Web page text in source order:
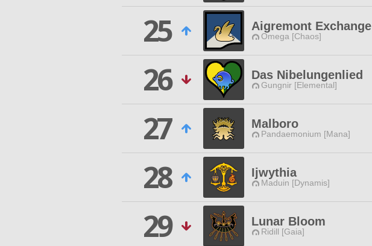
25
Aigremont Exchange
Omega [Chaos]
26
Das Nibelungenlied
Gungnir [Elemental]
27
Malboro
Pandaemonium [Mana]
28
Ijwythia
Maduin [Dynamis]
29
Lunar Bloom
Ridill [Gaia]